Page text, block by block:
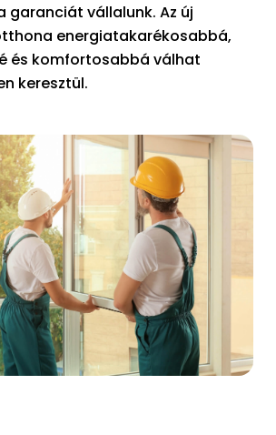
garanciát vállalunk. Az új
energiatakarékosabbá,
és komfortosabbá válhat
keresztül.